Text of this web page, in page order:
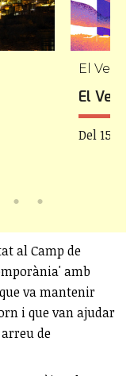
El
El
Del 15
al Camp de
amb
va mantenir
i que van ajudar
de